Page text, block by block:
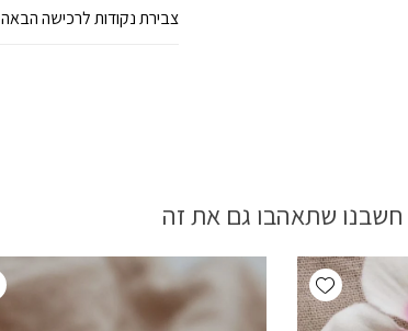
צבירת נקודות לרכישה הבאה
חשבנו שתאהבו גם את זה
Add wishlist